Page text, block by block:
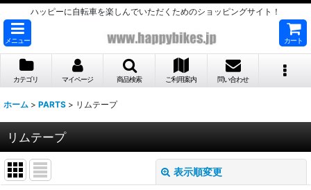
ハッピーに自転車を楽しんでいただくためのショッピングサイト！
メニュー カート
カテゴリ マイページ 商品検索 ご利用案内 問い合わせ
ホーム > PARTS > リムテープ
リムテープ
表示順変更